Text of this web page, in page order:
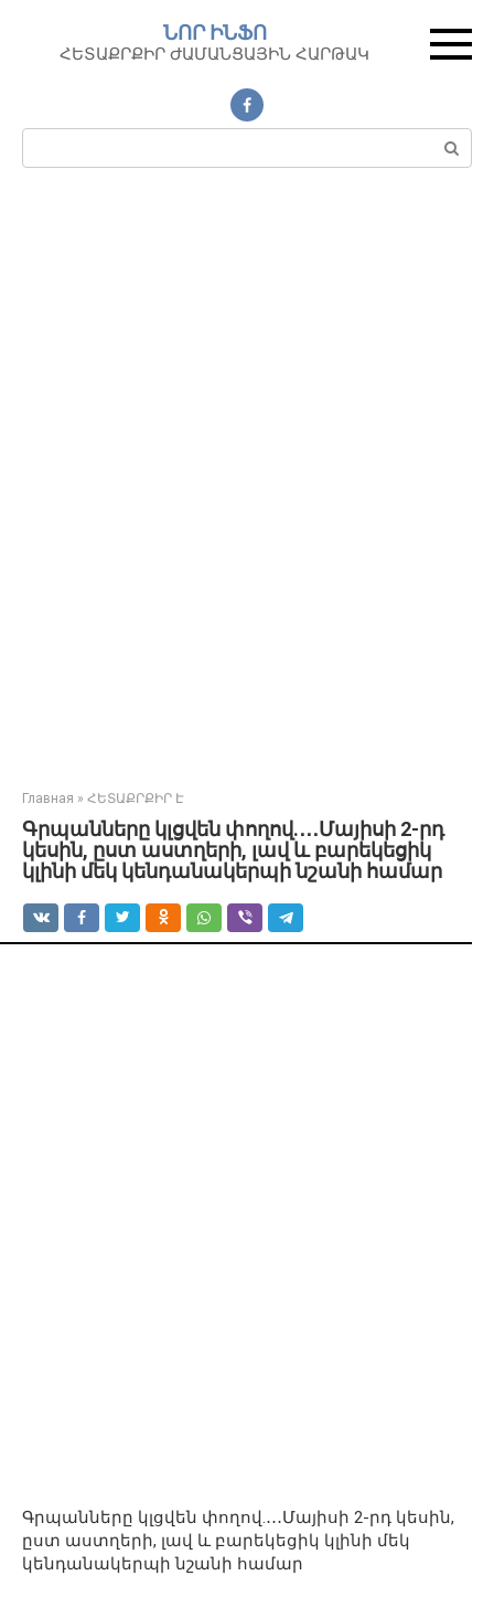
контенту
ՆՈՐ ԻՆՖՈ
ՀԵՏԱՔՐՔԻՐ ԺԱՄԱՆՑԱՅԻՆ ՀԱՐԹԱԿ
Поиск:
Главная » ՀԵՏԱՔՐՔԻՐ Է
Գրպանները կլցվեն փողով.․․․Մայիսի 2-րդ
կեսին, ըստ աստղերի, լավ և բարեկեցիկ
կլինի մեկ կենդանակերպի նշանի համար
Գրպանները կլցվեն փողով.․․․Մայիսի 2-րդ կեսին,
ըստ աստղերի, լավ և բարեկեցիկ կլինի մեկ
կենդանակերպի նշանի համար